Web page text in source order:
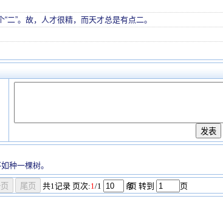
二”。故，人才很精，而天才总是有点二。
种一棵树。
共1记录 页次:1/1 条
/页 转到 页